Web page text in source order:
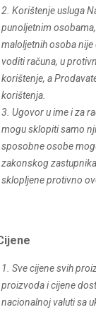
2. Korištenje usluga
punoljetnim
maloljetnih osoba
voditi računa, u
korištenje, a
korištenja.
3. Ugovor u ime i za
mogu sklopiti samo
sposobne osobe
zakonskog
sklopljene protivno
1. Sve cijene svih
proizvoda i cijene
nacionalnoj valuti sa